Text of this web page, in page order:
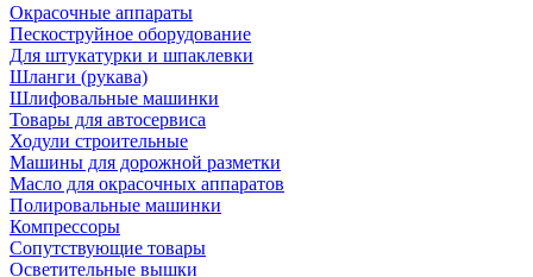
Окрасочные аппараты
Пескоструйное оборудование
Для штукатурки и шпаклевки
Шланги (рукава)
Шлифовальные машинки
Товары для автосервиса
Ходули строительные
Машины для дорожной разметки
Масло для окрасочных аппаратов
Полировальные машинки
Компрессоры
Сопутствующие товары
Осветительные вышки